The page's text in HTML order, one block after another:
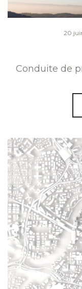
20
Conduite de